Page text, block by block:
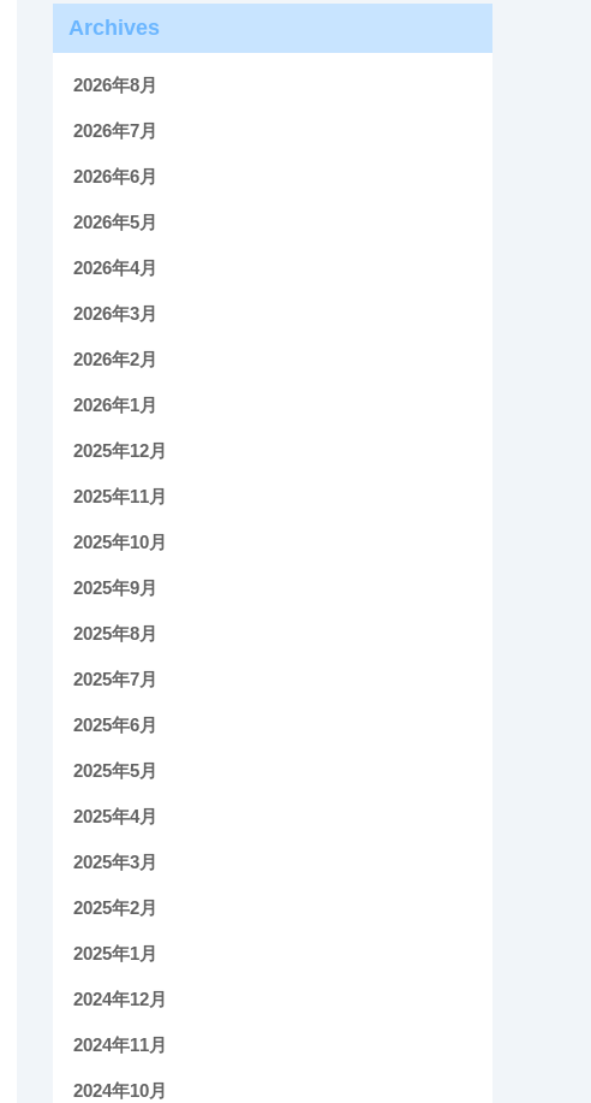
Archives
2026年8月
2026年7月
2026年6月
2026年5月
2026年4月
2026年3月
2026年2月
2026年1月
2025年12月
2025年11月
2025年10月
2025年9月
2025年8月
2025年7月
2025年6月
2025年5月
2025年4月
2025年3月
2025年2月
2025年1月
2024年12月
2024年11月
2024年10月